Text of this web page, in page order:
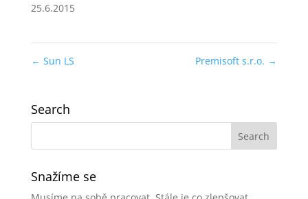
25.6.2015
← Sun LS Premisoft s.r.o. →
Search
Snažíme se